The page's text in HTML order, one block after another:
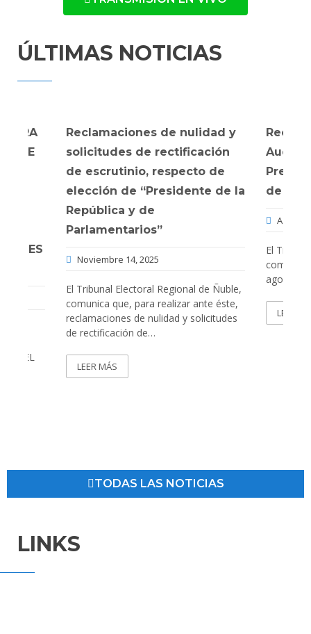
DEL
ÑUBLE
ÚLTIMAS NOTICIAS
PARA
JEFE
DEL
Reclamaciones de nulidad y
solicitudes de rectificación
de escrutinio, respecto de
elección de “Presidente de la
República y de
Parlamentarios”
Noviembre 14, 2025
El Tribunal Electoral Regional de Ñuble,
comunica que, para realizar ante éste,
reclamaciones de nulidad y solicitudes
de rectificación de…
LEER MÁS
de
Agosto
El
agosto
LEER
TODAS LAS NOTICIAS
LINKS